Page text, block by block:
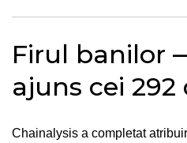
Firul banilor
ajuns cei
Chainalysis a completat